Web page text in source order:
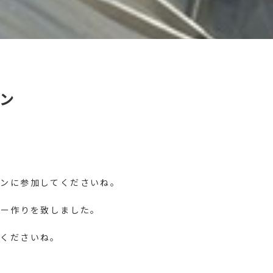
に参加してくださいね。
作りを致しました。
ださいね。